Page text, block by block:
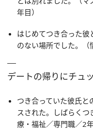
年目）
はじめてつき合った
のない場所でした。（
デートの帰りにチュ
つき合っていた彼氏と
スされた。しばらく
療・福祉／専門職／2年